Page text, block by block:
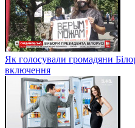
Як голосували громадяни
включення